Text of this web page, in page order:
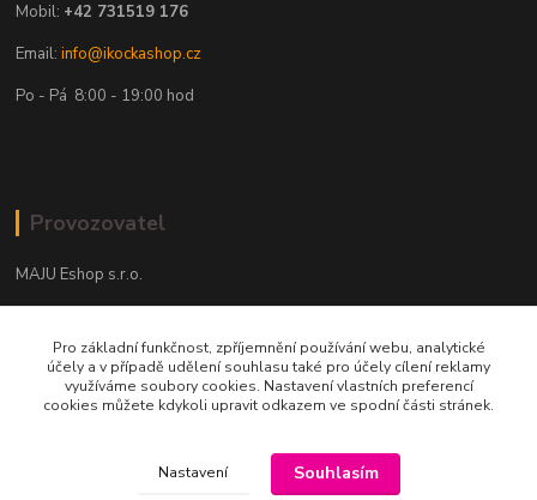
Mobil: +42 731519 176
Email:info@ikockashop.cz
Po - Pá 8:00 - 19:00 hod
Provozovatel
MAJU Eshop s.r.o.
702 00 Ostrava
IČ: 09674799
Pro základní funkčnost, zpříjemnění používání webu, analytické
účely a v případě udělení souhlasu také pro účely cílení reklamy
využíváme soubory cookies. Nastavení vlastních preferencí
cookies můžete kdykoli upravit odkazem ve spodní části stránek.
Nastavení Souhlasím